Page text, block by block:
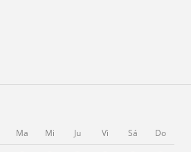
Ma Mi Ju Vi Sá Do